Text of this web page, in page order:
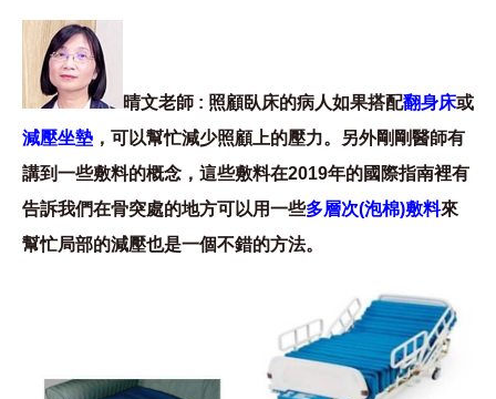
晴文老師 : 照顧臥床的病人如果搭配翻身床或
減壓坐墊 ，可以幫忙減少照顧上的壓力。另外剛剛醫師有
講到一些敷料的概念，這些敷料在2019年的國際指南裡有
告訴我們在骨突處的地方可以用一些多層次(泡棉)敷料來
幫忙局部的減壓也是一個不錯的方法。